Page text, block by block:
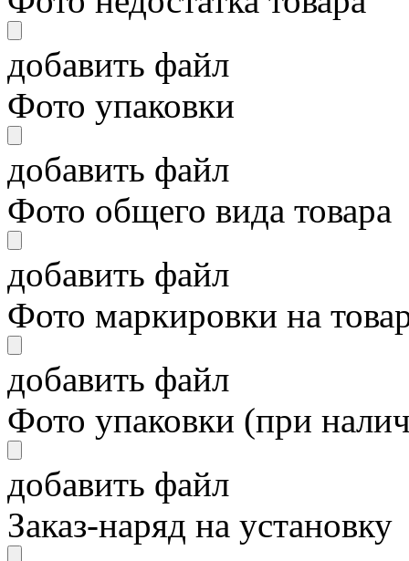
добавить файл
Фото упаковки
добавить файл
Фото общего вида товара
добавить файл
Фото маркировки на
добавить файл
Фото упаковки (при
добавить файл
Заказ-наряд на установку